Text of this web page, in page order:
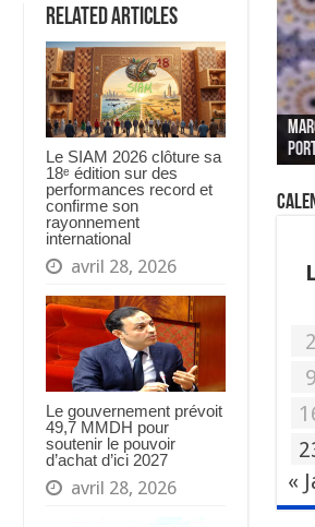
Related Articles
Le SIAM 2026 clôture sa
18ᵉ édition sur des
performances record et
confirme son
rayonnement
international
avril 28, 2026
Le gouvernement prévoit
49,7 MMDH pour
soutenir le pouvoir
d’achat d’ici 2027
avril 28, 2026
Le
des
«
L
2
9
«